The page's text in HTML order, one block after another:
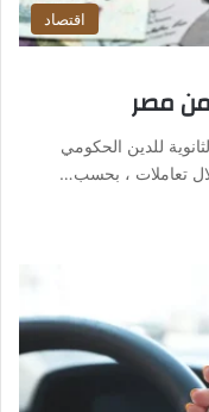
اقتصاد
من مصر
للدين الحكومي